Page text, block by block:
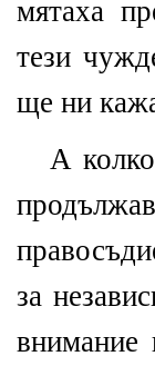
мятаха
тези
ще ни
А
за
внимание